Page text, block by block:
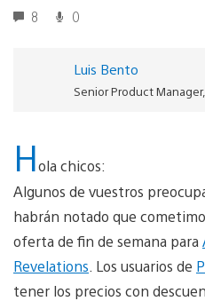
8 0
Luis Bento
Senior Product
Hola chicos:
Algunos de vuestros
habrán notado que
oferta de fin de semana para
Revelations . Los usuarios de
tener los precios con